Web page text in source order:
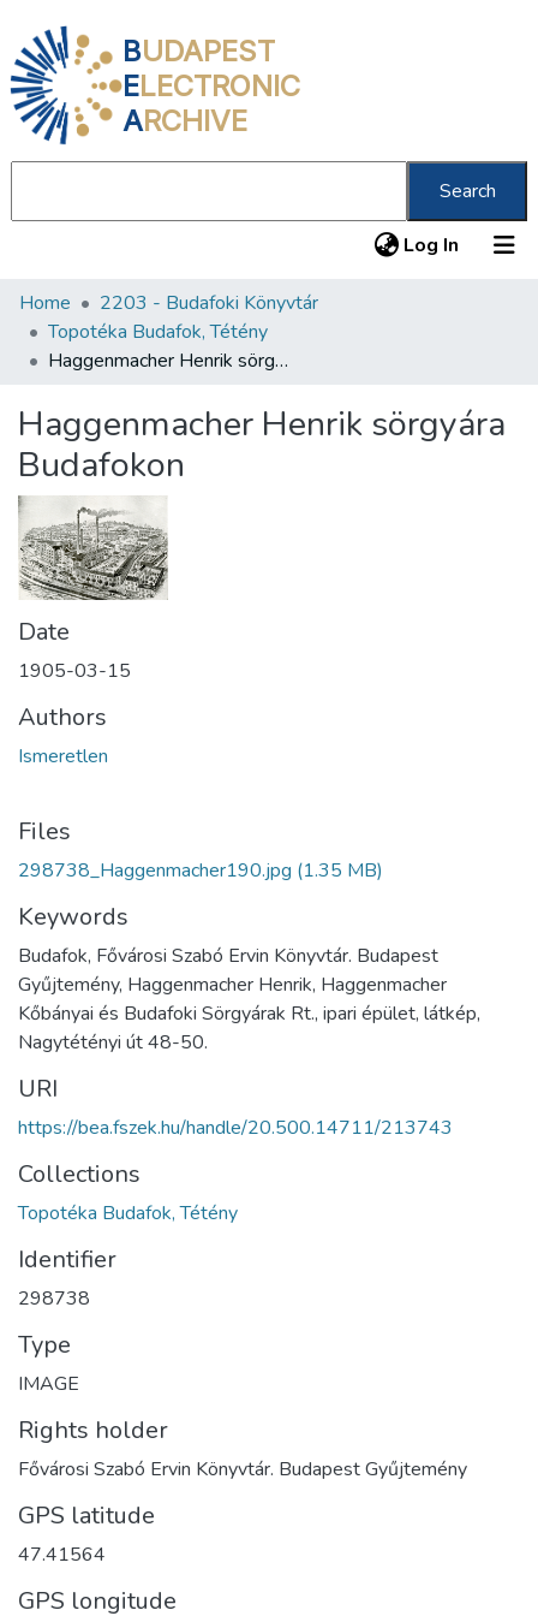
BUDAPEST
ELECTRONIC
ARCHIVE
Search
Log In (current)
Communities & Collections
All of DSpace
About us
Home
2203 - Budafoki Könyvtár
Topotéka Budafok, Tétény
Haggenmacher Henrik sörgyára Budafokon
Haggenmacher Henrik sörgyára
Budafokon
Date
1905-03-15
Authors
Ismeretlen
Files
298738_Haggenmacher190.jpg (1.35 MB)
Keywords
Budafok, Fővárosi Szabó Ervin Könyvtár. Budapest
Gyűjtemény, Haggenmacher Henrik, Haggenmacher
Kőbányai és Budafoki Sörgyárak Rt., ipari épület, látkép,
Nagytétényi út 48-50.
URI
https://bea.fszek.hu/handle/20.500.14711/213743
Collections
Topotéka Budafok, Tétény
Identifier
298738
Type
IMAGE
Rights holder
Fővárosi Szabó Ervin Könyvtár. Budapest Gyűjtemény
GPS latitude
47.41564
GPS longitude